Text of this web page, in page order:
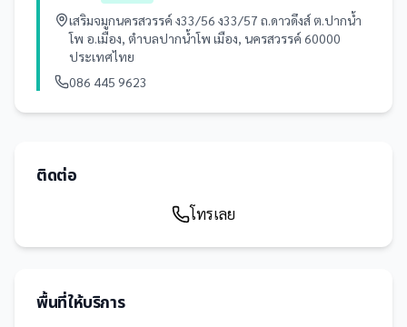
เสริมจมูกนครสวรรค์ ง33/56 ง33/57 ถ.ดาวดึงส์ ต.ปากน้ำ
โพ อ.เมือง, ตำบลปากน้ำโพ เมือง, นครสวรรค์ 60000
ประเทศไทย
086 445 9623
ติดต่อ
โทรเลย
พื้นที่ให้บริการ